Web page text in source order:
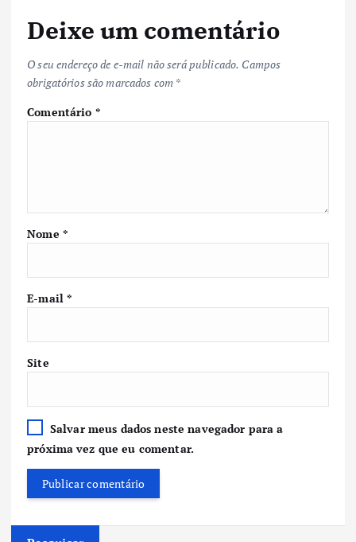
Deixe um comentário
O seu endereço de e-mail não será publicado. Campos
obrigatórios são marcados com *
Comentário *
Nome *
E-mail*
Site
Salvar meus dados neste navegador para a
próxima vez que eu comentar.